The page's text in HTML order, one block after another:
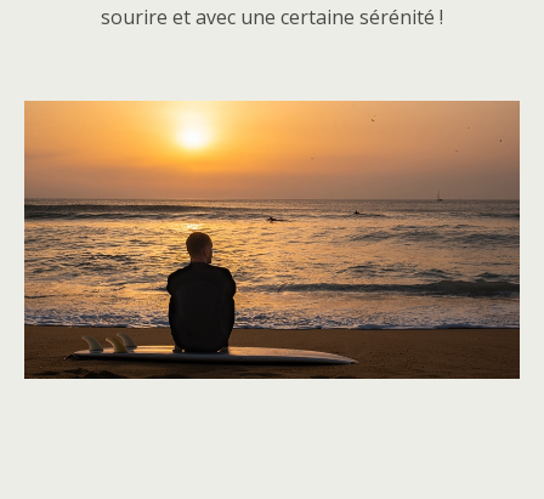
sourire et avec une certaine sérénité !